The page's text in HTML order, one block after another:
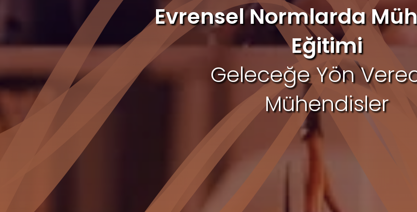
Evrensel Normlarda
Eğitimi
Geleceğe Yön
Mühendisler